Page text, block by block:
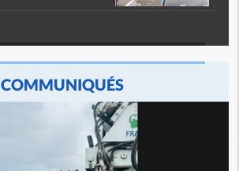
COMMUNIQUÉS